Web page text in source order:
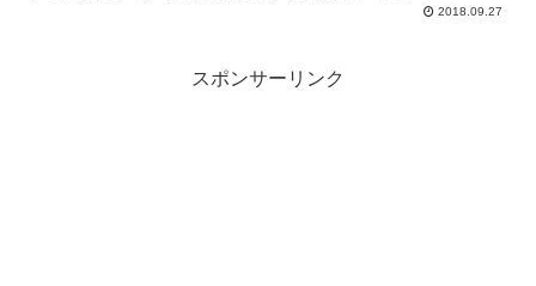
2018.09.27
スポンサーリンク